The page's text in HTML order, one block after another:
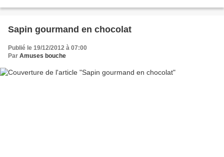
Sapin gourmand en chocolat
Publié le 19/12/2012 à 07:00
Par Amuses bouche